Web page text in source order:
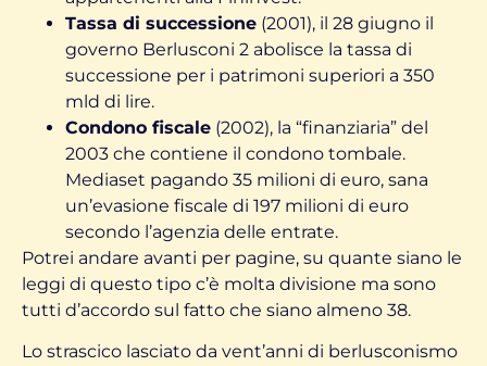
Tassa di successione (2001), il 28 giugno il
governo Berlusconi 2 abolisce la tassa di
successione per i patrimoni superiori a 350
mld di lire.
Condono fiscale (2002), la “finanziaria” del
2003 che contiene il condono tombale.
Mediaset pagando 35 milioni di euro, sana
un’evasione fiscale di 197 milioni di euro
secondo l’agenzia delle entrate.
Potrei andare avanti per pagine, su quante siano le
leggi di questo tipo c’è molta divisione ma sono
tutti d’accordo sul fatto che siano almeno 38.
Lo strascico lasciato da vent’anni di berlusconismo